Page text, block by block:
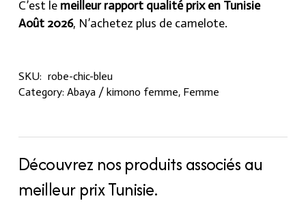
C’est le meilleur rapport qualité prix en Tunisie
Août 2026, N’achetez plus de camelote.
SKU: robe-chic-bleu
Category: Abaya / kimono femme, Femme
Découvrez nos produits associés au
meilleur prix Tunisie.